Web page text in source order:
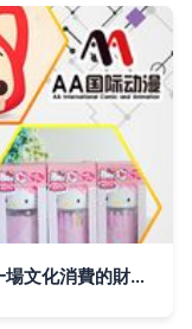
國內動漫熱升溫，開動漫店勢在必得 一場文化消費的財富機遇